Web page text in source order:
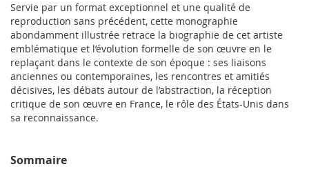
Servie par un format exceptionnel et une qualité de
reproduction sans précédent, cette monographie
abondamment illustrée retrace la biographie de cet artiste
emblématique et l’évolution formelle de son œuvre en le
replaçant dans le contexte de son époque : ses liaisons
anciennes ou contemporaines, les rencontres et amitiés
décisives, les débats autour de l’abstraction, la réception
critique de son œuvre en France, le rôle des États-Unis dans
sa reconnaissance.
Sommaire